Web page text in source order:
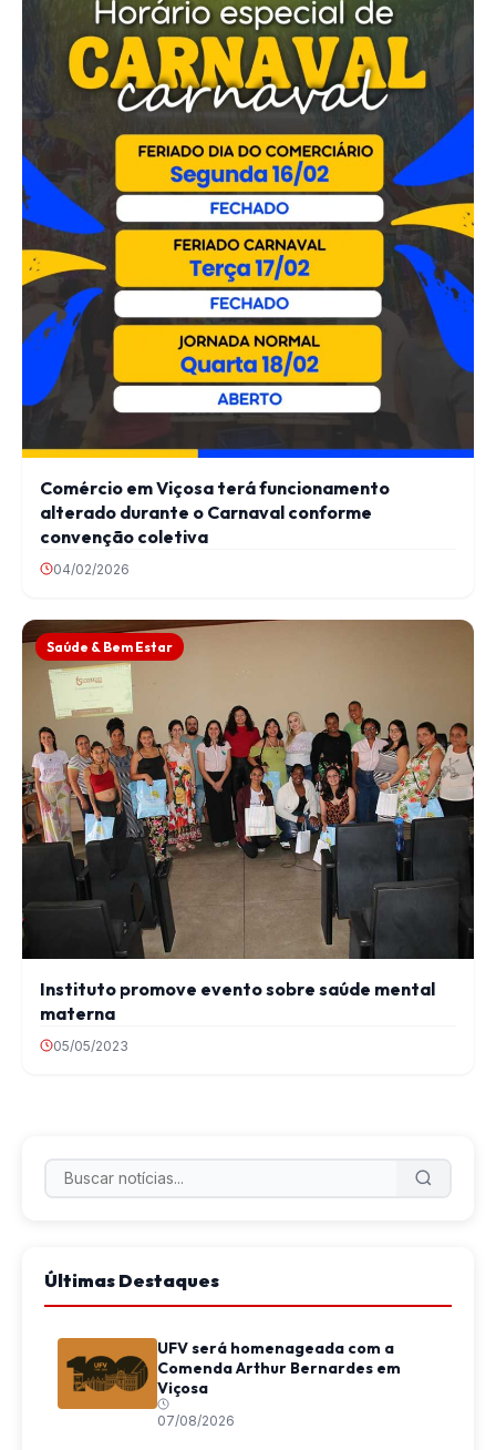
Comércio em Viçosa terá funcionamento
alterado durante o Carnaval conforme
convenção coletiva
04/02/2026
Saúde & Bem Estar
Instituto promove evento sobre saúde mental
materna
05/05/2023
Últimas Destaques
UFV será homenageada com a
Comenda Arthur Bernardes em
Viçosa
07/08/2026